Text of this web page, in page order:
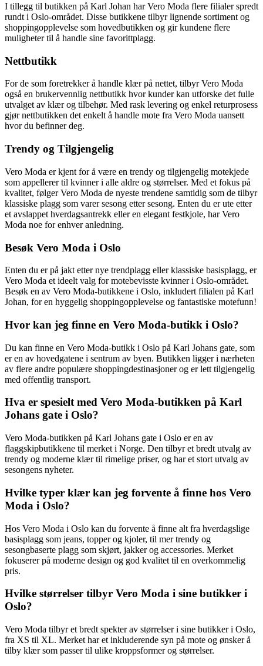
I tillegg til butikken på Karl Johan har Vero Moda flere filialer spredt
rundt i Oslo-området. Disse butikkene tilbyr lignende sortiment og
shoppingopplevelse som hovedbutikken og gir kundene flere
muligheter til å handle sine favorittplagg.
Nettbutikk
For de som foretrekker å handle klær på nettet, tilbyr Vero Moda
også en brukervennlig nettbutikk hvor kunder kan utforske det fulle
utvalget av klær og tilbehør. Med rask levering og enkel returprosess
gjør nettbutikken det enkelt å handle mote fra Vero Moda uansett
hvor du befinner deg.
Trendy og Tilgjengelig
Vero Moda er kjent for å være en trendy og tilgjengelig motekjede
som appellerer til kvinner i alle aldre og størrelser. Med et fokus på
kvalitet, følger Vero Moda de nyeste trendene samtidig som de tilbyr
klassiske plagg som varer sesong etter sesong. Enten du er ute etter
et avslappet hverdagsantrekk eller en elegant festkjole, har Vero
Moda noe for enhver anledning.
Besøk Vero Moda i Oslo
Enten du er på jakt etter nye trendplagg eller klassiske basisplagg, er
Vero Moda et ideelt valg for motebevisste kvinner i Oslo-området.
Besøk en av Vero Moda-butikkene i Oslo, inkludert filialen på Karl
Johan, for en hyggelig shoppingopplevelse og fantastiske motefunn!
Hvor kan jeg finne en Vero Moda-butikk i Oslo?
Du kan finne en Vero Moda-butikk i Oslo på Karl Johans gate, som
er en av hovedgatene i sentrum av byen. Butikken ligger i nærheten
av flere andre populære shoppingdestinasjoner og er lett tilgjengelig
med offentlig transport.
Hva er spesielt med Vero Moda-butikken på Karl
Johans gate i Oslo?
Vero Moda-butikken på Karl Johans gate i Oslo er en av
flaggskipbutikkene til merket i Norge. Den tilbyr et bredt utvalg av
trendy og moderne klær til rimelige priser, og har et stort utvalg av
sesongens nyheter.
Hvilke typer klær kan jeg forvente å finne hos Vero
Moda i Oslo?
Hos Vero Moda i Oslo kan du forvente å finne alt fra hverdagslige
basisplagg som jeans, topper og kjoler, til mer trendy og
sesongbaserte plagg som skjørt, jakker og accessories. Merket
fokuserer på moderne design og god kvalitet til en overkommelig
pris.
Hvilke størrelser tilbyr Vero Moda i sine butikker i
Oslo?
Vero Moda tilbyr et bredt spekter av størrelser i sine butikker i Oslo,
fra XS til XL. Merket har et inkluderende syn på mote og ønsker å
tilby klær som passer til ulike kroppsformer og størrelser.